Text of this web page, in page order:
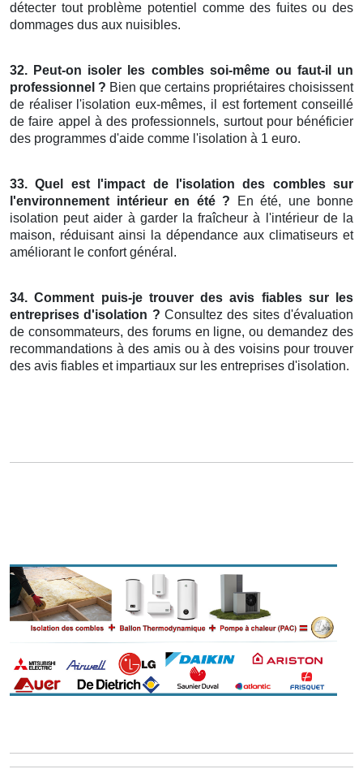
détecter tout problème potentiel comme des fuites ou des
dommages dus aux nuisibles.
32. Peut-on isoler les combles soi-même ou faut-il un
professionnel ? Bien que certains propriétaires choisissent
de réaliser l'isolation eux-mêmes, il est fortement conseillé
de faire appel à des professionnels, surtout pour bénéficier
des programmes d'aide comme l'isolation à 1 euro.
33. Quel est l'impact de l'isolation des combles sur
l'environnement intérieur en été ? En été, une bonne
isolation peut aider à garder la fraîcheur à l'intérieur de la
maison, réduisant ainsi la dépendance aux climatiseurs et
améliorant le confort général.
34. Comment puis-je trouver des avis fiables sur les
entreprises d'isolation ? Consultez des sites d'évaluation
de consommateurs, des forums en ligne, ou demandez des
recommandations à des amis ou à des voisins pour trouver
des avis fiables et impartiaux sur les entreprises d'isolation.